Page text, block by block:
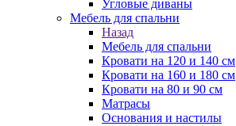
Угловые диваны
Мебель для спальни
Назад
Мебель для спальни
Кровати на 120 и 140 см
Кровати на 160 и 180 см
Кровати на 80 и 90 см
Матрасы
Основания и настилы